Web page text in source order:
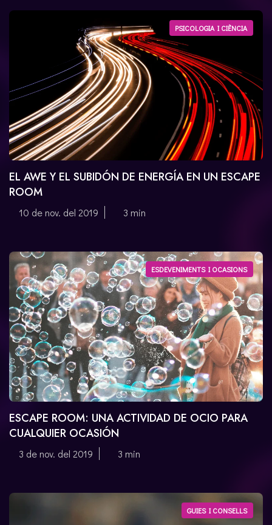
PSICOLOGIA I CIÈNCIA
EL AWE Y EL SUBIDÓN DE ENERGÍA EN UN ESCAPE
ROOM
10 de nov. del 2019 3 min
ESDEVENIMENTS I OCASIONS
ESCAPE ROOM: UNA ACTIVIDAD DE OCIO PARA
CUALQUIER OCASIÓN
3 de nov. del 2019 3 min
GUIES I CONSELLS